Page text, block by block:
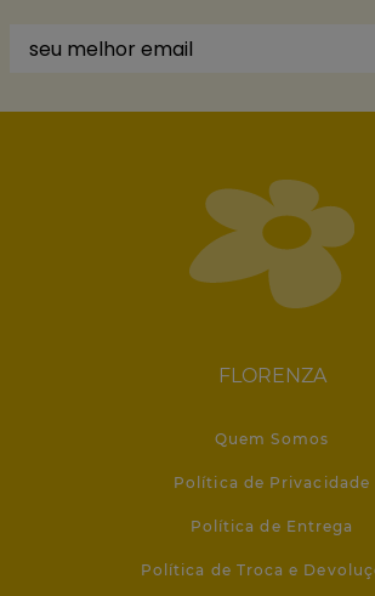
FLORENZA
Quem Somos
Política de Privacidade
Política de Entrega
Política de Troca e